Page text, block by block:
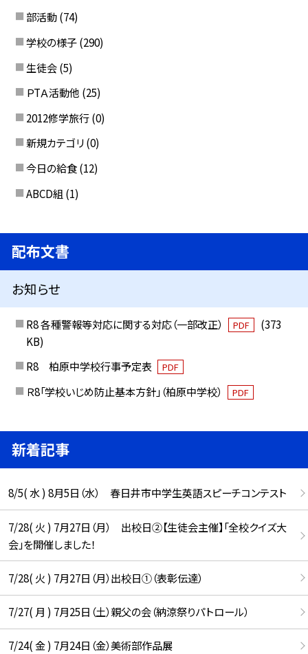
部活動 (74)
学校の様子 (290)
生徒会 (5)
ＰTＡ活動他 (25)
2012修学旅行 (0)
新規カテゴリ (0)
今日の給食 (12)
ABCD組 (1)
配布文書
お知らせ
R8 各種警報等対応に関する対応（一部改正） PDF
(373
KB)
R8 柏原中学校行事予定表
PDF
Ｒ8「学校いじめ防止基本方針」（柏原中学校） PDF
新着記事
8/5( 水 ) 8月5日（水） 春日井市中学生英語スピーチコンテスト
7/28( 火 ) 7月27日（月） 出校日②【生徒会主催】「全校クイズ大
会」を開催しました！
7/28( 火 ) 7月27日（月）出校日①（表彰伝達）
7/27( 月 ) 7月25日（土）親父の会（納涼祭りパトロール）
7/24( 金 ) 7月24日（金）美術部作品展